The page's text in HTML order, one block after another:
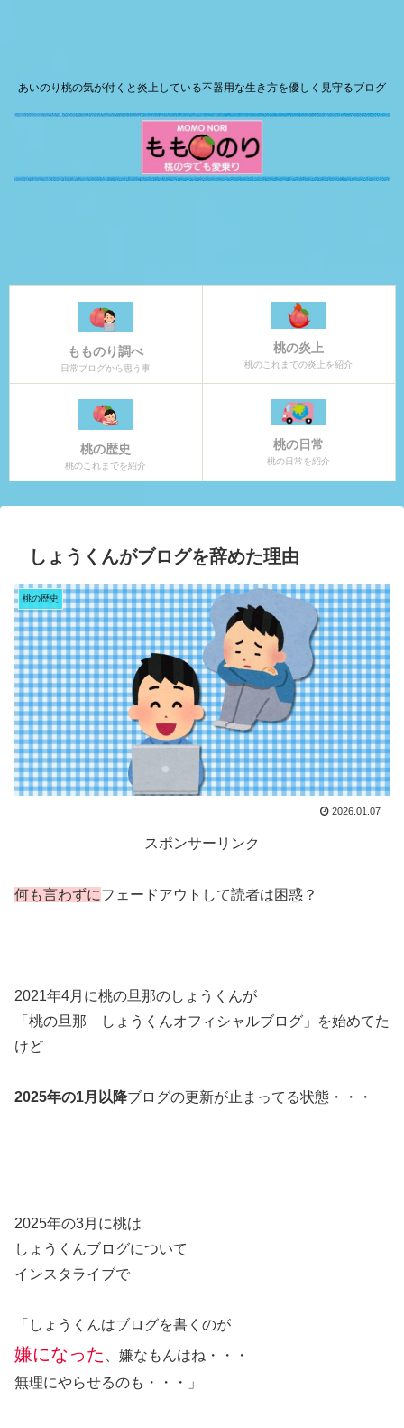
あいのり桃の気が付くと炎上している不器用な生き方を優しく見守るブログ
もものり調べ
日常ブログから思う事
桃の炎上
桃のこれまでの炎上を紹介
桃の歴史
桃のこれまでを紹介
桃の日常
桃の日常を紹介
しょうくんがブログを辞めた理由
桃の歴史
2026.01.07
スポンサーリンク
何も言わずにフェードアウトして読者は困惑？
2021年4月に桃の旦那のしょうくんが
「桃の旦那 しょうくんオフィシャルブログ」を始めてた
けど
2025年の1月以降ブログの更新が止まってる状態・・・
2025年の3月に桃は
しょうくんブログについて
インスタライブで
「しょうくんはブログを書くのが
嫌になった
、嫌なもんはね・・・
無理にやらせるのも・・・」